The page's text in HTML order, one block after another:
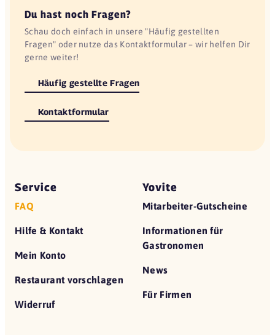
Du hast noch Fragen?
Schau doch einfach in unsere "Häufig gestellten
Fragen" oder nutze das Kontaktformular – wir helfen Dir
gerne weiter!
Häufig gestellte Fragen
Kontaktformular
Service
FAQ
Hilfe & Kontakt
Mein Konto
Restaurant vorschlagen
Widerruf
Yovite
Mitarbeiter-Gutscheine
Informationen für
Gastronomen
News
Für Firmen